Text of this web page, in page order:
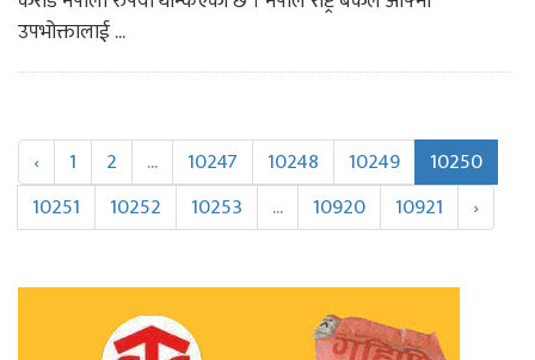
उपभोक्तालाई ...
‹ 1 2 ... 10247 10248 10249
10250
10251
10252 10253 ... 10920 10921 ›